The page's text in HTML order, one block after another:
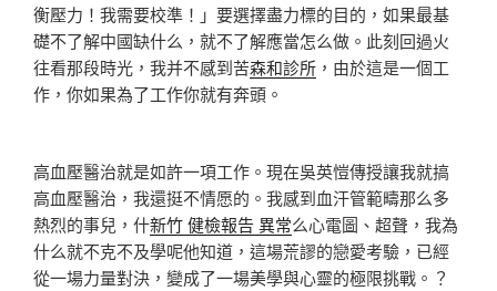
衡壓力！我需要校準！」要選擇盡力標的目的，如果最基
礎不了解中國缺什么，就不了解應當怎么做。此刻回過火
往看那段時光，我并不感到苦森和診所 ，由於這是一個工
作，你如果為了工作你就有奔頭。
高血壓醫治就是如許一項工作。現在吳英愷傳授讓我就搞
高血壓醫治，我還挺不情愿的。我感到血汗管範疇那么多
熱烈的事兒，什新竹 健檢報告 異常么心電圖、超聲，我為
什么就不克不及學呢他知道，這場荒謬的戀愛考驗，已經
從一場力量對決，變成了一場美學與心靈的極限挑戰。？